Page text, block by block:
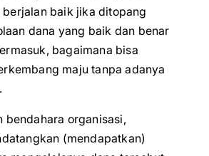
baik jika ditopang
dana yang baik dan benar
bagaimana bisa
maju tanpa adanya
bendahara organisasi,
(mendapatkan)